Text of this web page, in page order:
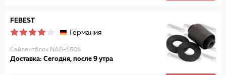
FEBEST
Германия
Сайлентблок NAB-S50S
Доставка: Сегодня, после 9 утра